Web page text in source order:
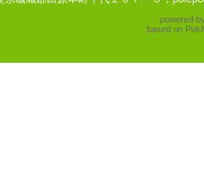
powered
based on